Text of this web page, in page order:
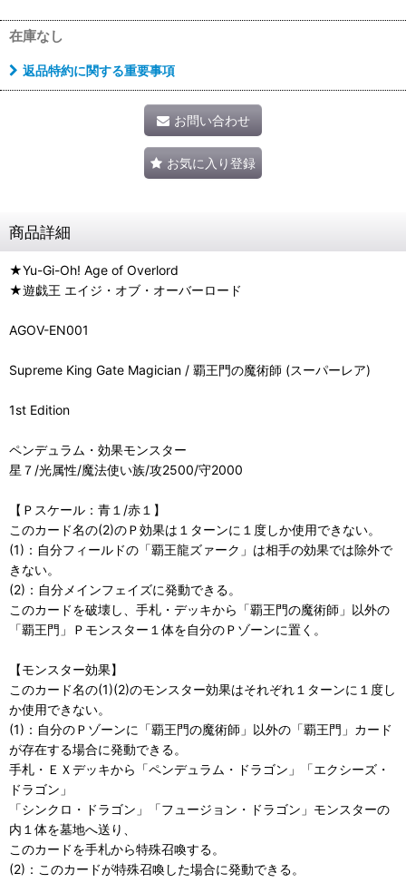
在庫なし
返品特約に関する重要事項
お問い合わせ
お気に入り登録
商品詳細
★Yu-Gi-Oh! Age of Overlord
★遊戯王 エイジ・オブ・オーバーロード
AGOV-EN001
Supreme King Gate Magician / 覇王門の魔術師 (スーパーレア)
1st Edition
ペンデュラム・効果モンスター
星７/光属性/魔法使い族/攻2500/守2000
【Ｐスケール：青１/赤１】
このカード名の(2)のＰ効果は１ターンに１度しか使用できない。
(1)：自分フィールドの「覇王龍ズァーク」は相手の効果では除外で
きない。
(2)：自分メインフェイズに発動できる。
このカードを破壊し、手札・デッキから「覇王門の魔術師」以外の
「覇王門」Ｐモンスター１体を自分のＰゾーンに置く。
【モンスター効果】
このカード名の(1)(2)のモンスター効果はそれぞれ１ターンに１度し
か使用できない。
(1)：自分のＰゾーンに「覇王門の魔術師」以外の「覇王門」カード
が存在する場合に発動できる。
手札・ＥＸデッキから「ペンデュラム・ドラゴン」「エクシーズ・
ドラゴン」
「シンクロ・ドラゴン」「フュージョン・ドラゴン」モンスターの
内１体を墓地へ送り、
このカードを手札から特殊召喚する。
(2)：このカードが特殊召喚した場合に発動できる。